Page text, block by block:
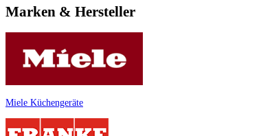
Marken & Hersteller
Miele Küchengeräte